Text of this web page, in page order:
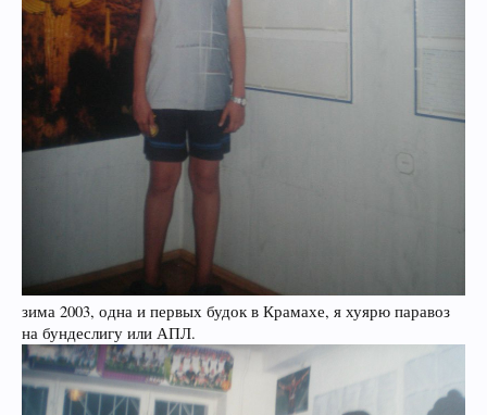
зима 2003, одна и первых будок в Крамахе, я хуярю паравоз
на бундеслигу или АПЛ.